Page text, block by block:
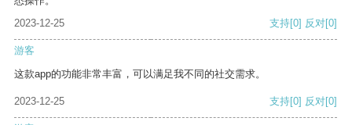
2023-12-25
支持[0] 反对[0]
游客
这款app的功能非常丰富，可以满足我不同的社交需求。
2023-12-25 支持[0] 反对[0]